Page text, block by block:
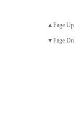
▲Page Up
▼Page Dn